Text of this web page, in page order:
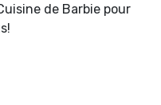
de Barbie pour